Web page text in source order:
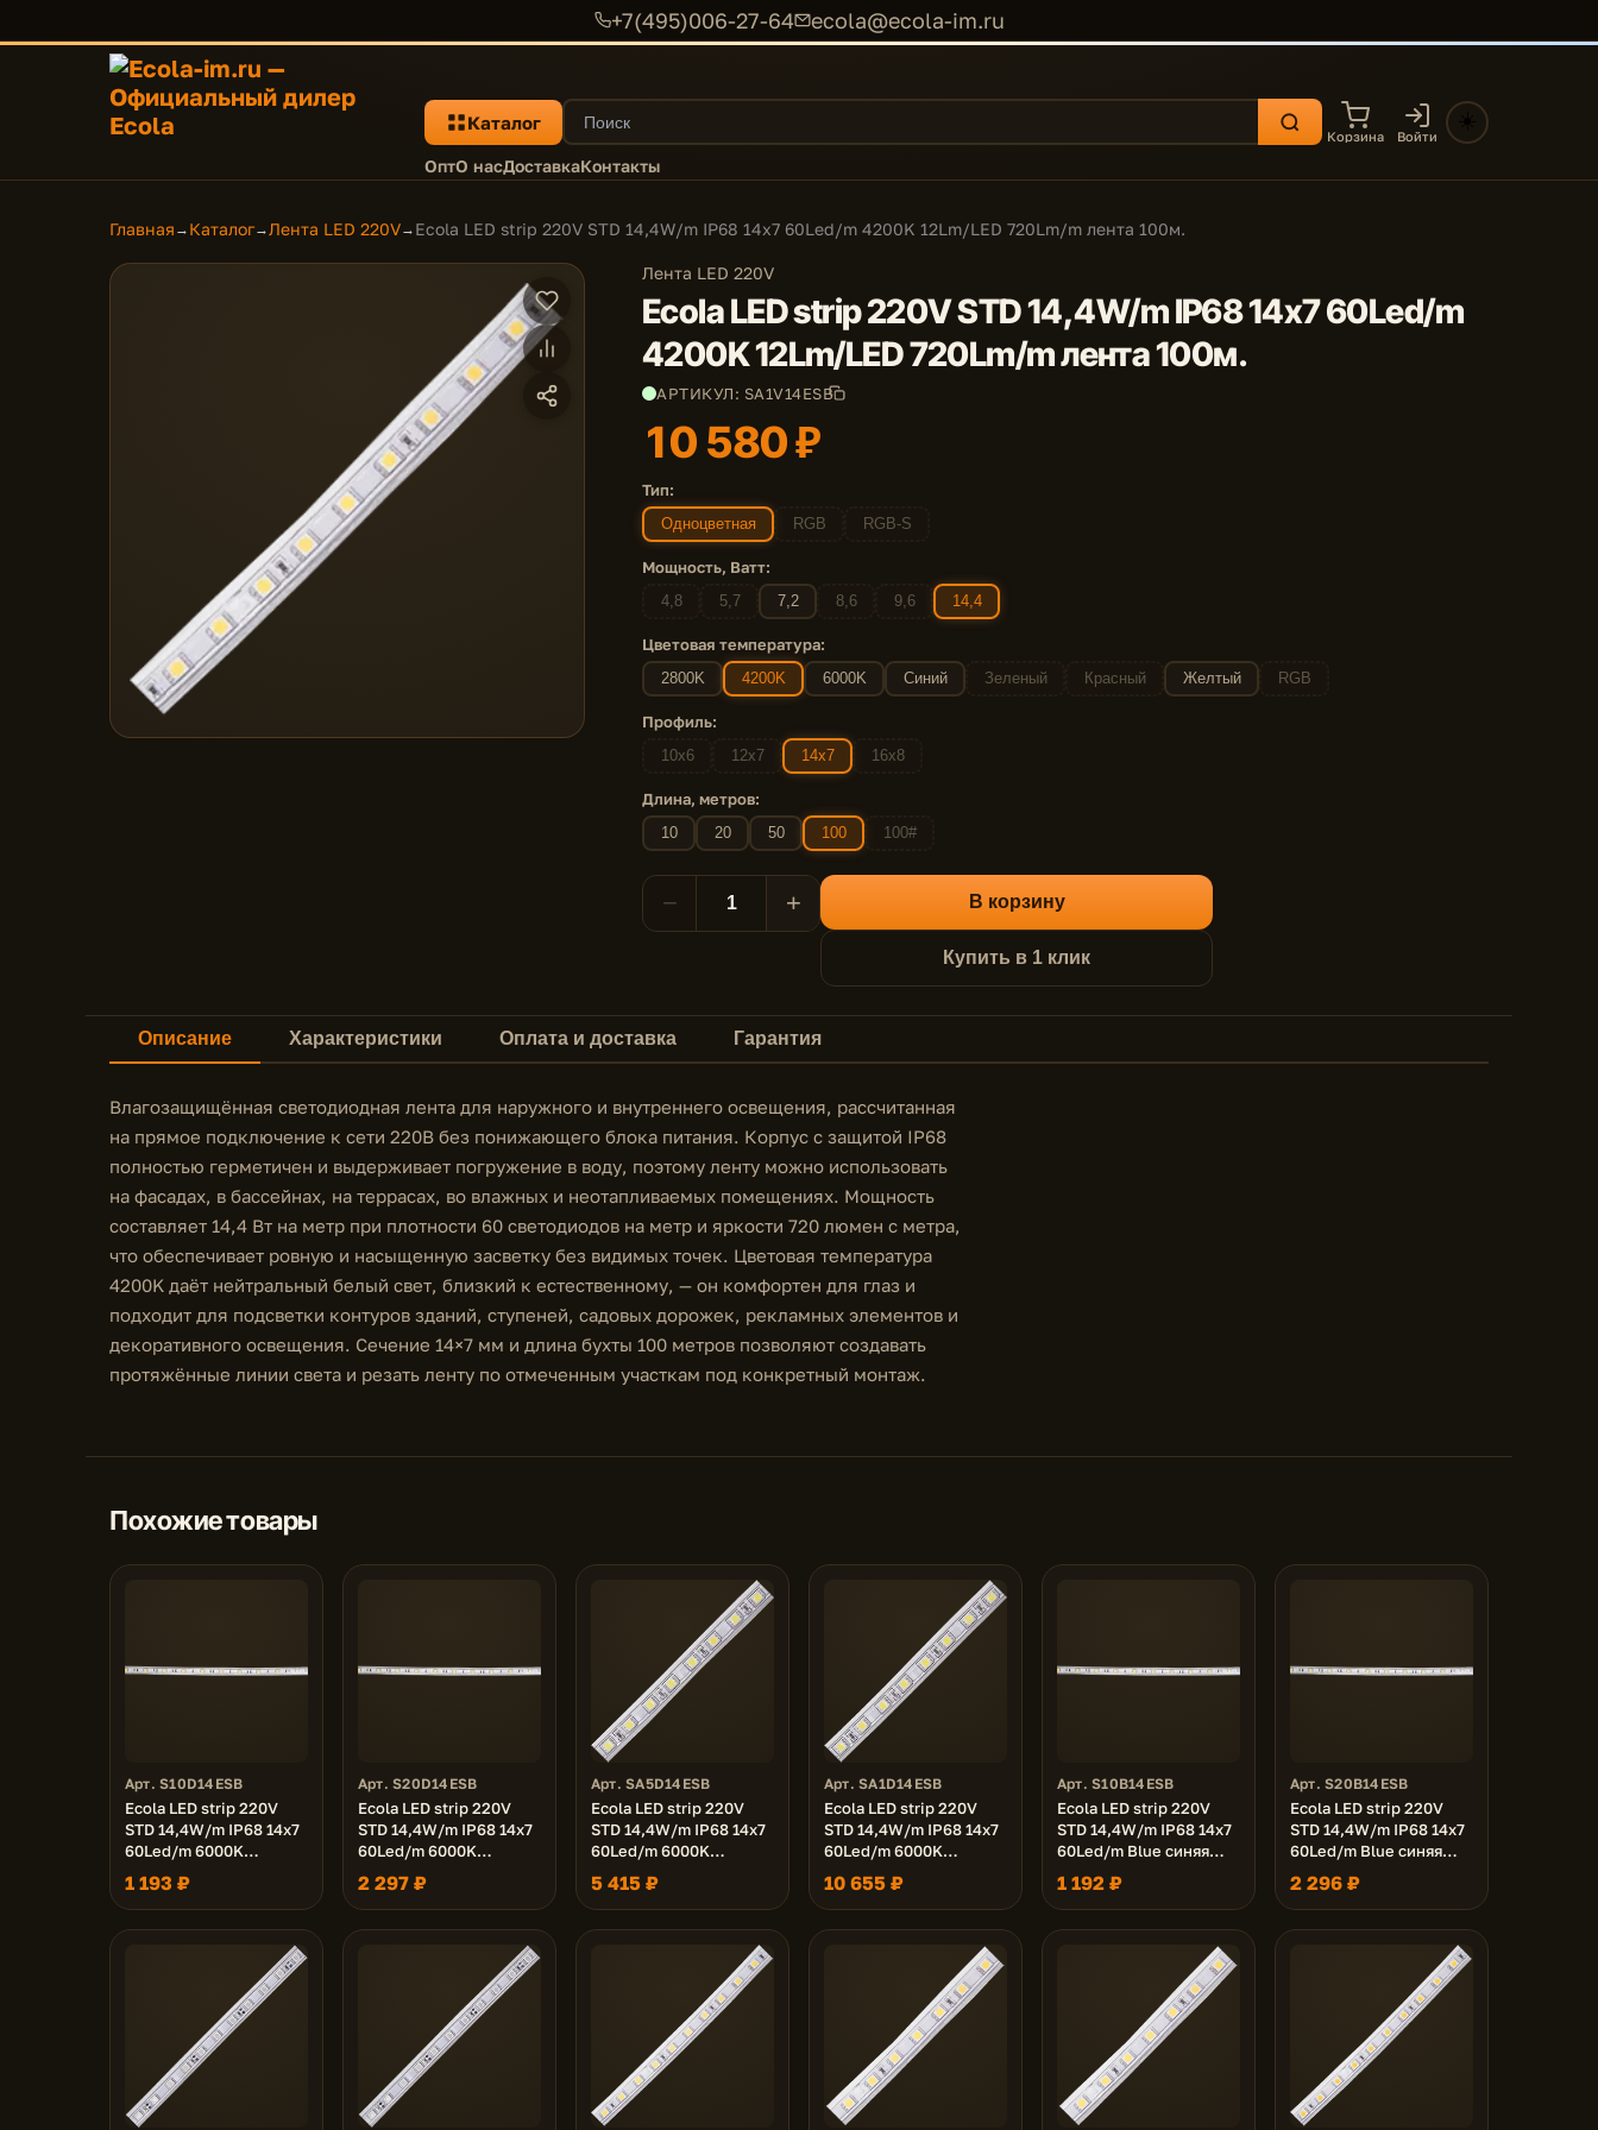
+7(495)006-27-64 ecola@ecola-im.ru
Каталог
Корзина Войти
ОптО насДоставкаКонтакты
Главная → Каталог→Лента LED 220V→ Ecola LED strip 220V STD 14,4W/m IP68 14x7 60Led/m 4200K 12Lm/LED 720Lm/m лента 100м.
Лента LED 220V
Ecola LED strip 220V STD 14,4W/m IP68 14x7 60Led/m
4200K 12Lm/LED 720Lm/m лента 100м.
АРТИКУЛ: SA1V14ESB
10 580 ₽
Тип:
Одноцветная RGB RGB-S
Мощность, Ватт:
4,8 5,7 7,2 8,6 9,6 14,4
Цветовая температура:
2800K 4200K 6000K Синий Зеленый Красный Желтый RGB
Профиль:
10x6 12x7 14x7 16x8
Длина, метров:
10 20 50 100 100#
− + В корзину
Купить в 1 клик
Описание Характеристики Оплата и доставка Гарантия
Влагозащищённая светодиодная лента для наружного и внутреннего освещения, рассчитанная
на прямое подключение к сети 220В без понижающего блока питания. Корпус с защитой IP68
полностью герметичен и выдерживает погружение в воду, поэтому ленту можно использовать
на фасадах, в бассейнах, на террасах, во влажных и неотапливаемых помещениях. Мощность
составляет 14,4 Вт на метр при плотности 60 светодиодов на метр и яркости 720 люмен с метра,
что обеспечивает ровную и насыщенную засветку без видимых точек. Цветовая температура
4200K даёт нейтральный белый свет, близкий к естественному, — он комфортен для глаз и
подходит для подсветки контуров зданий, ступеней, садовых дорожек, рекламных элементов и
декоративного освещения. Сечение 14×7 мм и длина бухты 100 метров позволяют создавать
протяжённые линии света и резать ленту по отмеченным участкам под конкретный монтаж.
Похожие товары
Арт. S10D14ESB
Ecola LED strip 220V
STD 14,4W/m IP68 14x7
60Led/m 6000K
12Lm/LED 720Lm/m
лента 10м.
1 193 ₽
Арт. S20D14ESB
Ecola LED strip 220V
STD 14,4W/m IP68 14x7
60Led/m 6000K
12Lm/LED 720Lm/m
лента 20м.
2 297 ₽
Арт. SA5D14ESB
Ecola LED strip 220V
STD 14,4W/m IP68 14x7
60Led/m 6000K
12Lm/LED 720Lm/m
лента 50м.
5 415 ₽
Арт. SA1D14ESB
Ecola LED strip 220V
STD 14,4W/m IP68 14x7
60Led/m 6000K
12Lm/LED 720Lm/m
лента 100м.
10 655 ₽
Арт. S10B14ESB
Ecola LED strip 220V
STD 14,4W/m IP68 14x7
60Led/m Blue синяя
лента 10м.
1 192 ₽
Арт. S20B14ESB
Ecola LED strip 220V
STD 14,4W/m IP68 14x7
60Led/m Blue синяя
лента 20м.
2 296 ₽